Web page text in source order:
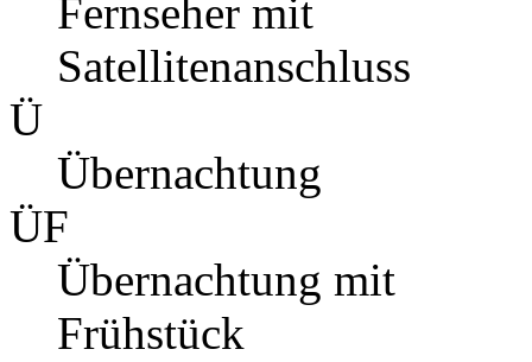
Fernseher mit
Satellitenanschluss
Ü
Übernachtung
ÜF
Übernachtung mit
Frühstück